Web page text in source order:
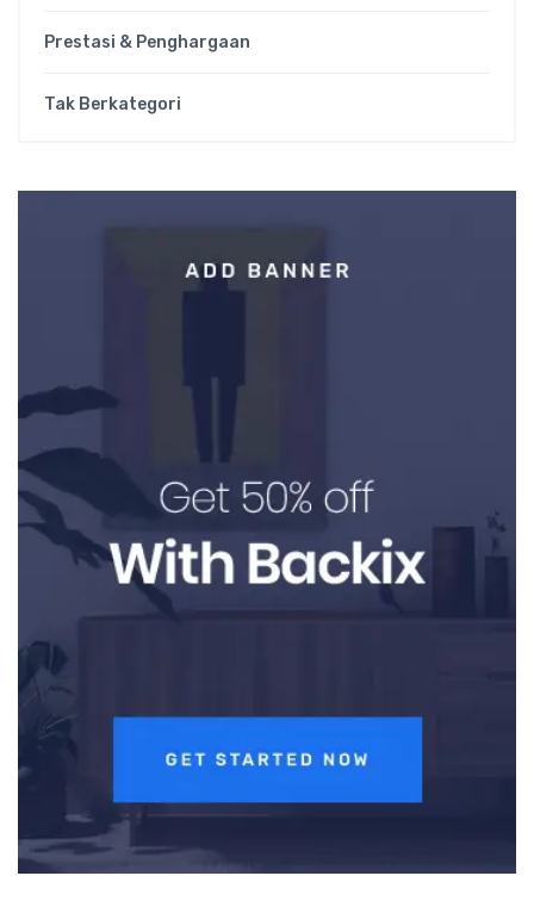
Prestasi & Penghargaan
Tak Berkategori